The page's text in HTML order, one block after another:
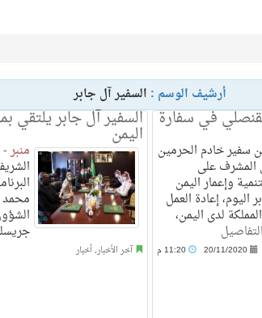
أرشيف الوسم : السفير آل جابر
السفير آل جابر يلتقي
اليمن
منبر
محمد
آخر الأخبار,أخبار
في سفارة
سفير خادم الحرمين
المشرف على
وإعمار اليمن
اليوم، إعادة العمل
لدى اليمن،
التفاصيل
20/11/2020 11:20 م